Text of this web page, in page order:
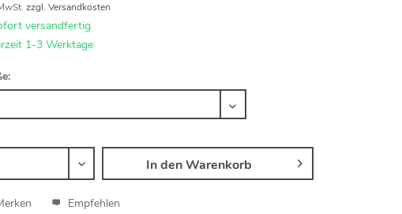
zzgl. Versandkosten
versandfertig
1-3 Werktage
In denWarenkorb
Empfehlen